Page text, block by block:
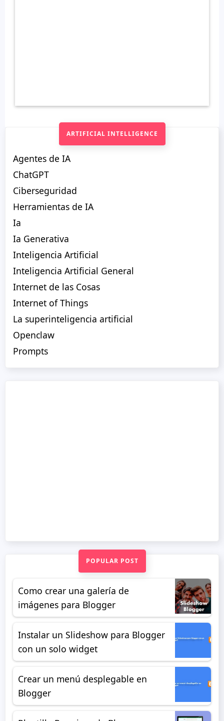
ARTIFICIAL INTELLIGENCE
Agentes de IA
ChatGPT
Ciberseguridad
Herramientas de IA
Ia
Ia Generativa
Inteligencia Artificial
Inteligencia Artificial General
Internet de las Cosas
Internet of Things
La superinteligencia artificial
Openclaw
Prompts
POPULAR POST
Como crear una galería de
imágenes para Blogger
Instalar un Slideshow para Blogger
con un solo widget
Crear un menú desplegable en
Blogger